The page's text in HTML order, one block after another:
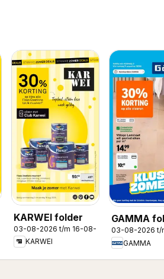
KARWEI folder
03-08-2026 t/m 16-08-2026
KARWEI
GAMMA
03-08-2026 t/
GAMMA